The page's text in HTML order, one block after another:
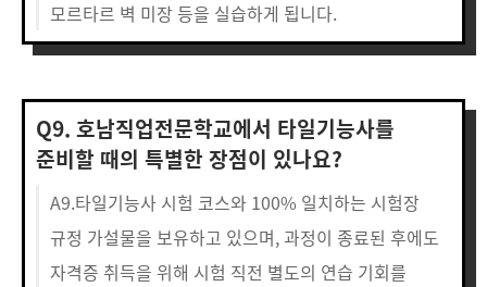
모르타르 벽 미장 등을 실습하게 됩니다.
Q9. 호남직업전문학교에서 타일기능사를
준비할 때의 특별한 장점이 있나요?
A9.타일기능사 시험 코스와 100% 일치하는 시험장
규정 가설물을 보유하고 있으며, 과정이 종료된 후에도
자격증 취득을 위해 시험 직전 별도의 연습 기회를